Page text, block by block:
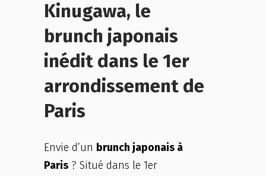
Kinugawa, le
brunch japonais
inédit dans le 1er
arrondissement de
Paris
Envie d’un brunch japonais à
Paris ? Situé dans le 1er